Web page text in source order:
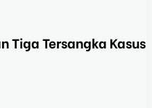
Tiga Tersangka Kasus